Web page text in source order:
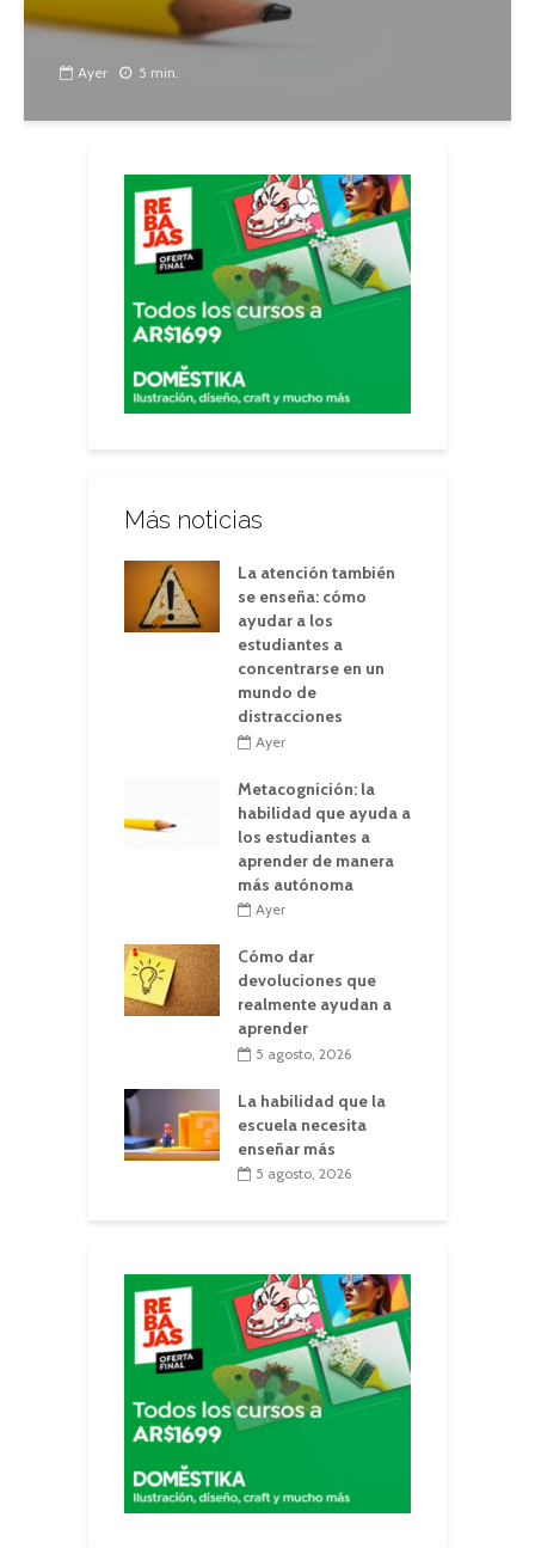
Ayer 5 min.
Más noticias
La atención también
se enseña: cómo
ayudar a los
estudiantes a
concentrarse en un
mundo de
distracciones
Ayer
Metacognición: la
habilidad que ayuda a
los estudiantes a
aprender de manera
más autónoma
Ayer
Cómo dar
devoluciones que
realmente ayudan a
aprender
5 agosto, 2026
La habilidad que la
escuela necesita
enseñar más
5 agosto, 2026